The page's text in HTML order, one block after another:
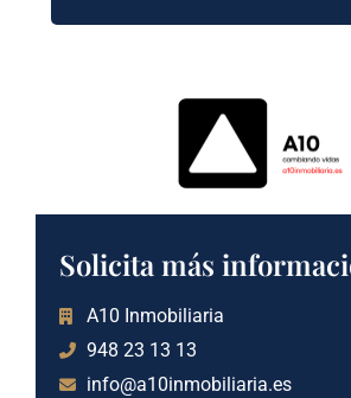
Solicita más
A10 Inmobiliaria
948 23 13 13
info@a10inmobiliaria.es